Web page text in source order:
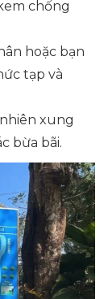
chống
hoặc bạn
tạp và
xung
bừa bãi.